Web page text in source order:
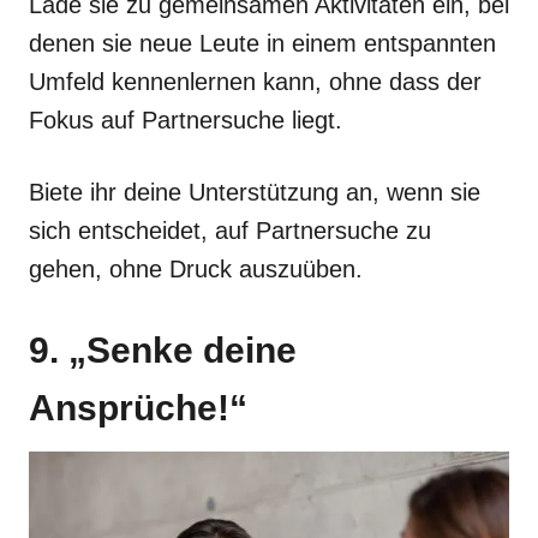
denen sie neue Leute in einem entspannten
Umfeld kennenlernen kann, ohne dass der
Fokus auf Partnersuche liegt.
Biete ihr deine Unterstützung an, wenn sie
sich entscheidet, auf Partnersuche zu
gehen, ohne Druck auszuüben.
9. „Senke deine
Ansprüche!“